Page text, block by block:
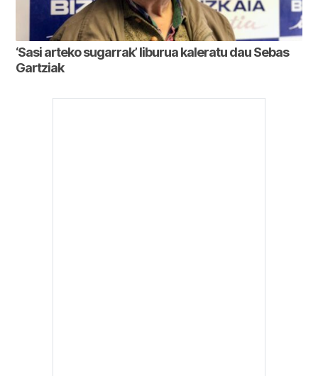
‘Sasi arteko sugarrak’ liburua kaleratu dau Sebas
Gartziak